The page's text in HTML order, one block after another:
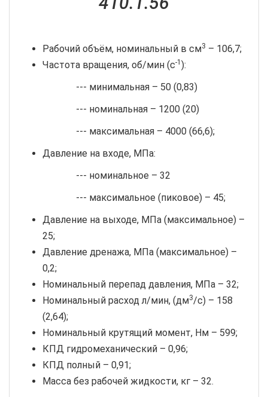
Рабочий объём, номинальный в см3 – 106,7;
Частота вращения, об/мин (с-1 ):
--- минимальная – 50 (0,83)
--- номинальная – 1200 (20)
--- максимальная – 4000 (66,6);
Давление на входе, МПа:
--- номинальное – 32
--- максимальное (пиковое) – 45;
Давление на выходе, МПа (максимальное) –
25;
Давление дренажа, МПа (максимальное) –
0,2;
Номинальный перепад давления, МПа – 32;
Номинальный расход л/мин, (дм3/с) – 158
(2,64);
Номинальный крутящий момент, Нм – 599;
КПД гидромеханический – 0,96;
КПД полный – 0,91;
Масса без рабочей жидкости, кг – 32.